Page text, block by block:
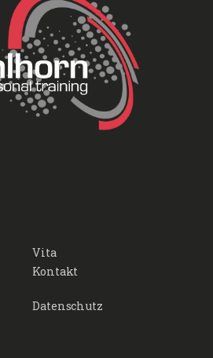
Vita
Kontakt
Datenschutz